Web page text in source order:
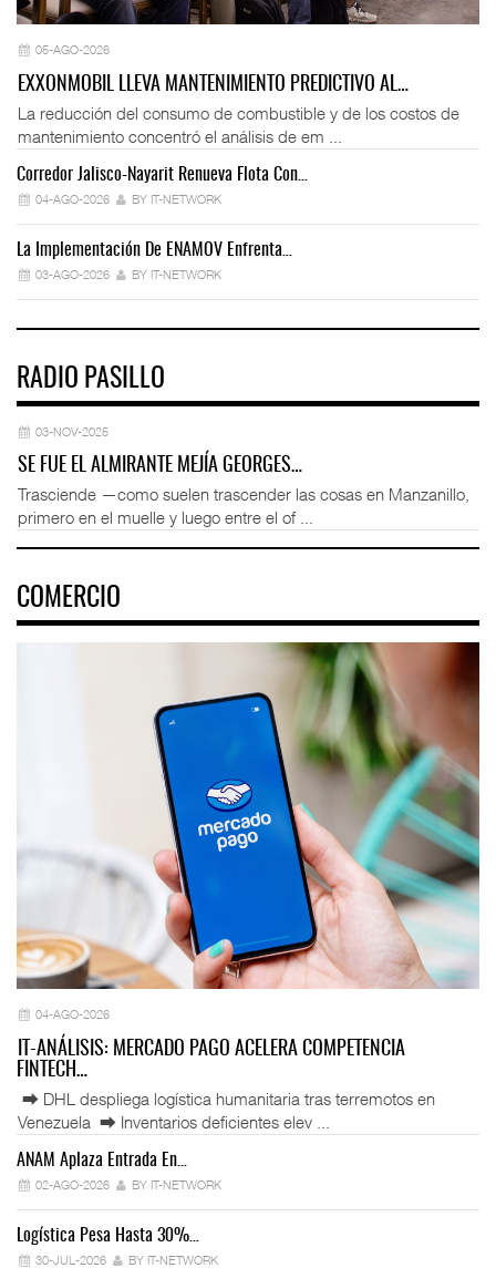
05-AGO-2026
EXXONMOBIL LLEVA MANTENIMIENTO PREDICTIVO AL…
La reducción del consumo de combustible y de los costos de
mantenimiento concentró el análisis de em ...
Corredor Jalisco-Nayarit Renueva Flota Con…
04-AGO-2026 BY IT-NETWORK
La Implementación De ENAMOV Enfrenta…
03-AGO-2026 BY IT-NETWORK
RADIO PASILLO
03-NOV-2025
SE FUE EL ALMIRANTE MEJÍA GEORGES…
Trasciende —como suelen trascender las cosas en Manzanillo,
primero en el muelle y luego entre el of ...
COMERCIO
04-AGO-2026
IT-ANÁLISIS: MERCADO PAGO ACELERA COMPETENCIA
FINTECH…
⮕ DHL despliega logística humanitaria tras terremotos en
Venezuela ⮕ Inventarios deficientes elev ...
ANAM Aplaza Entrada En…
02-AGO-2026 BY IT-NETWORK
Logística Pesa Hasta 30%…
30-JUL-2026 BY IT-NETWORK